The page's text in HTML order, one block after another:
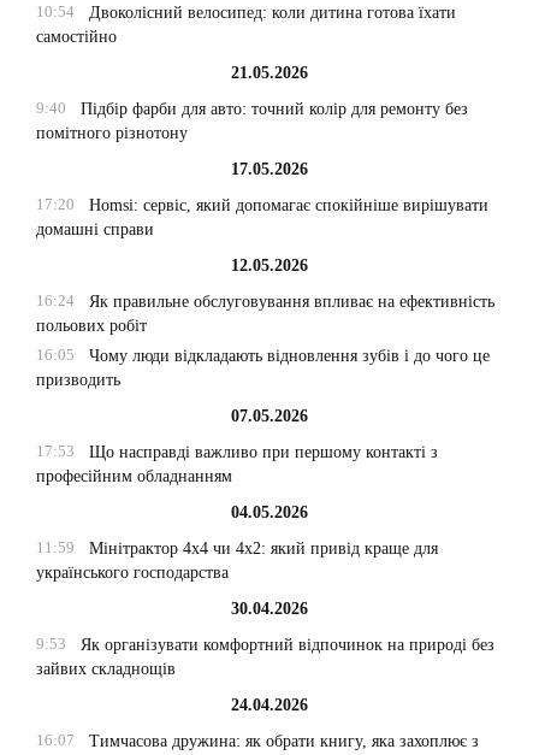
10:54
Двоколісний велосипед: коли дитина готова їхати
самостійно
21.05.2026
9:40
Підбір фарби для авто: точний колір для ремонту без
помітного різнотону
17.05.2026
17:20
Homsi: сервіс, який допомагає спокійніше вирішувати
домашні справи
12.05.2026
16:24
Як правильне обслуговування впливає на ефективність
польових робіт
16:05
Чому люди відкладають відновлення зубів і до чого це
призводить
07.05.2026
17:53
Що насправді важливо при першому контакті з
професійним обладнанням
04.05.2026
11:59
Мінітрактор 4х4 чи 4х2: який привід краще для
українського господарства
30.04.2026
9:53
Як організувати комфортний відпочинок на природі без
зайвих складнощів
24.04.2026
16:07
Тимчасова дружина: як обрати книгу, яка захоплює з